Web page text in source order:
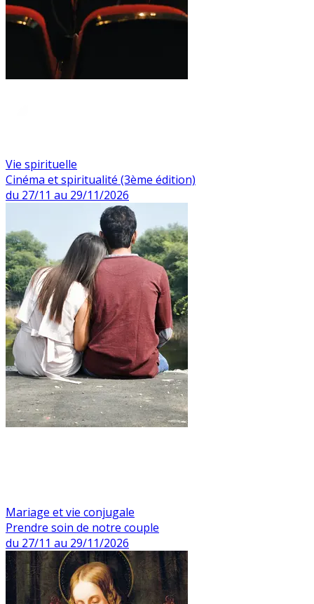
Vie spirituelle
Cinéma et spiritualité (3ème édition)
du 27/11 au 29/11/2026
Mariage et vie conjugale
Prendre soin de notre couple
du 27/11 au 29/11/2026